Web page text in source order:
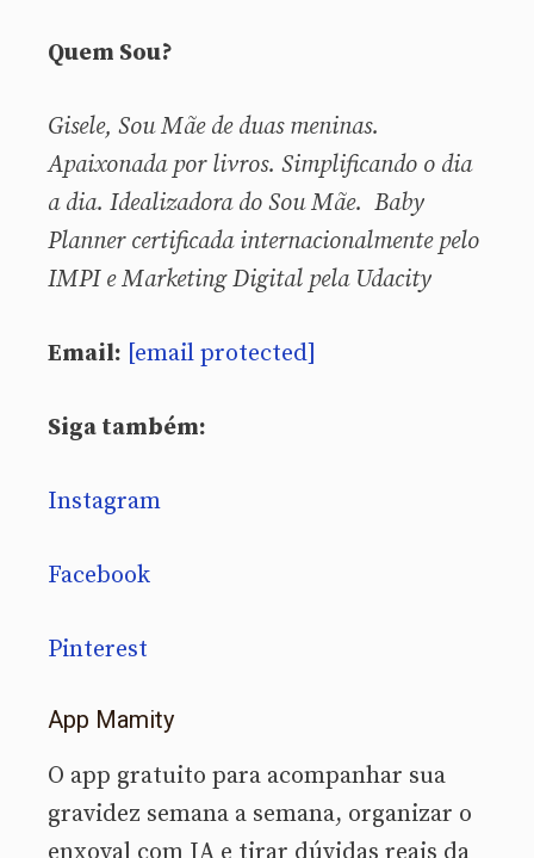
Quem Sou?
Gisele, Sou Mãe de duas meninas.
Apaixonada por livros. Simplificando o dia
a dia. Idealizadora do Sou Mãe. Baby
Planner certificada internacionalmente pelo
IMPI e Marketing Digital pela Udacity
Email: [email protected]
Siga também:
Instagram
Facebook
Pinterest
App Mamity
O app gratuito para acompanhar sua
gravidez semana a semana, organizar o